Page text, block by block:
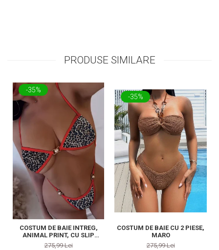
PRODUSE SIMILARE
-35%
COSTUM DE BAIE INTREG,
ANIMAL PRINT, CU SLIP
TANGA
275,99 Lei
-35%
COSTUM DE BAIE CU 2 PIESE,
MARO
275,99 Lei